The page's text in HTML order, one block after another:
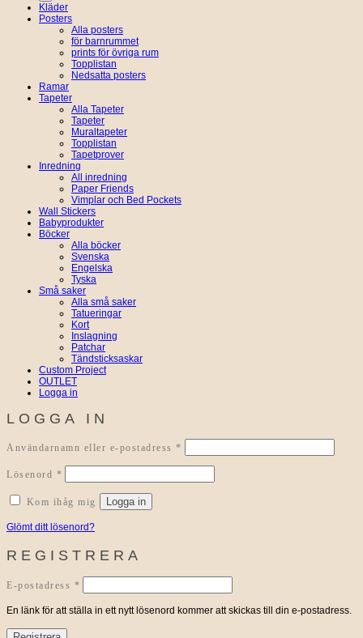
Kläder
Posters
Alla posters
för barnrummet
prints för övriga rum
Topplistan
Nedsatta posters
Ramar
Tapeter
Alla Tapeter
Tapeter
Muraltapeter
Topplistan
Tapetprover
Inredning
All inredning
Paper Friends
Vimplar och Bed Pockets
Wall Stickers
Babyprodukter
Böcker
Alla böcker
Svenska
Engelska
Tyska
Små saker
Alla små saker
Tatueringar
Kort
Inslagning
Patchar
Tändsticksaskar
Custom Project
OUTLET
Logga in
LOGGA IN
Användarnamn eller e-postadress *
Lösenord *
Kom ihåg mig Logga in
Glömt ditt lösenord?
REGISTRERA
E-postadress *
En länk för att ställa in ett nytt lösenord kommer att skickas till din e-postadress.